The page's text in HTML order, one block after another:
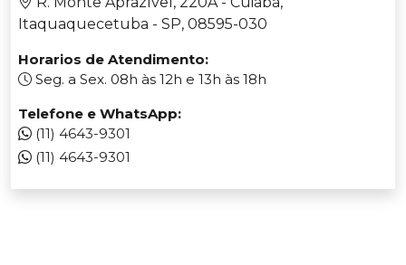
Itaquaquecetuba - SP, 08595-030
Horarios de Atendimento:
Seg. a Sex. 08h às 12h e 13h às 18h
Telefone e WhatsApp:
(11) 4643-9301
(11) 4643-9301